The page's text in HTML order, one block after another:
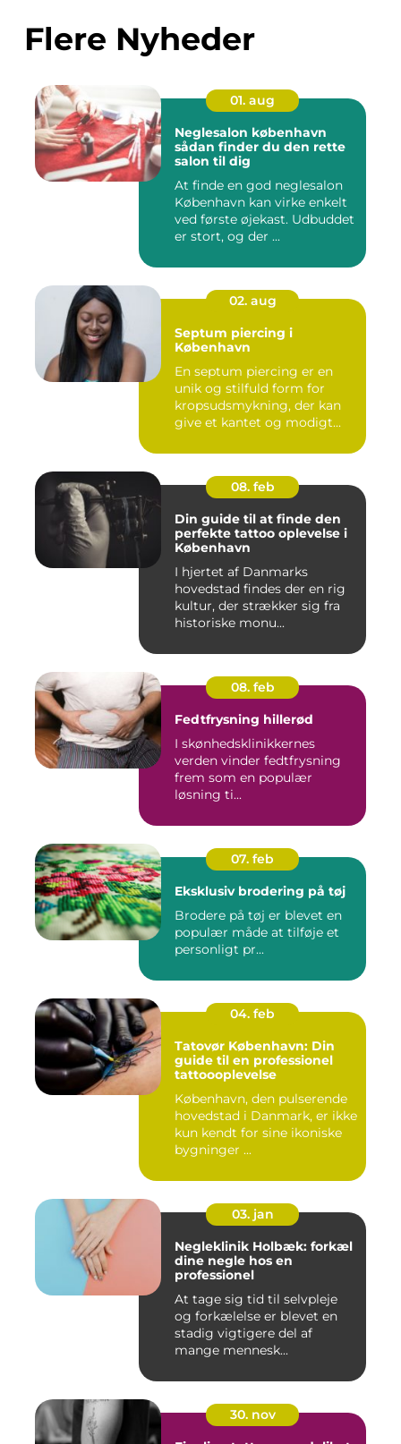
Flere Nyheder
01. aug
Neglesalon københavn
sådan finder du den rette
salon til dig
At finde en god neglesalon
København kan virke enkelt
ved første øjekast. Udbuddet
er stort, og der ...
02. aug
Septum piercing i
København
En septum piercing er en
unik og stilfuld form for
kropsudsmykning, der kan
give et kantet og modigt...
08. feb
Din guide til at finde den
perfekte tattoo oplevelse i
København
I hjertet af Danmarks
hovedstad findes der en rig
kultur, der strækker sig fra
historiske monu...
08. feb
Fedtfrysning hillerød
I skønhedsklinikkernes
verden vinder fedtfrysning
frem som en populær
løsning ti...
07. feb
Eksklusiv brodering på tøj
Brodere på tøj er blevet en
populær måde at tilføje et
personligt pr...
04. feb
Tatovør København: Din
guide til en professionel
tattoooplevelse
København, den pulserende
hovedstad i Danmark, er ikke
kun kendt for sine ikoniske
bygninger ...
03. jan
Negleklinik Holbæk: forkæl
dine negle hos en
professionel
At tage sig tid til selvpleje
og forkælelse er blevet en
stadig vigtigere del af
mange mennesk...
30. nov